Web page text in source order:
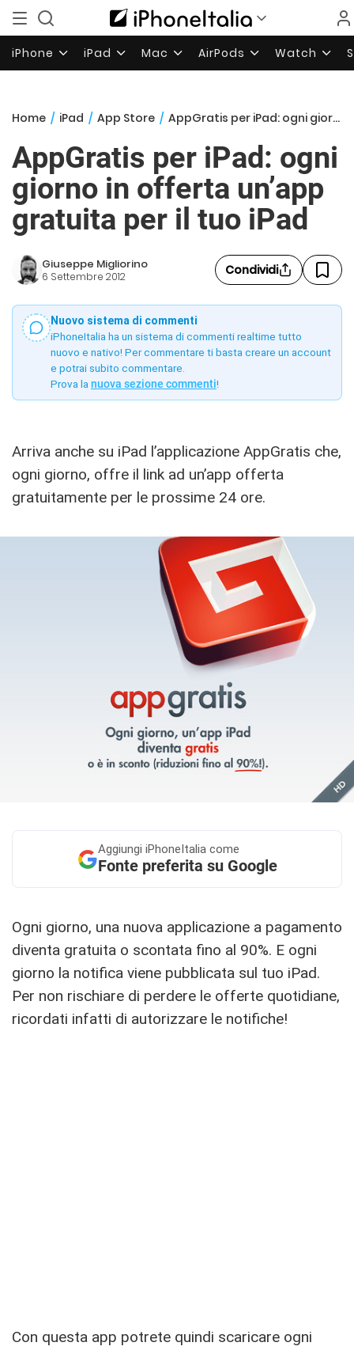
iPhone iPad Mac AirPods Watch
Home / iPad / App Store / AppGratis per iPad: ogni giorno in offerta un’app gratuita per il tuo iPad
AppGratis per iPad: ogni
giorno in offerta un’app
gratuita per il tuo iPad
Giuseppe Migliorino
6 Settembre 2012 Condividi
Nuovo sistema di commenti
iPhoneItalia ha un sistema di commenti realtime tutto
nuovo e nativo! Per commentare ti basta creare un account
e potrai subito commentare.
Prova la nuova sezione commenti!
Arriva anche su iPad l’applicazione AppGratis che,
ogni giorno, offre il link ad un’app offerta
gratuitamente per le prossime 24 ore.
Aggiungi iPhoneItalia come
Fonte preferita su Google
Ogni giorno, una nuova applicazione a pagamento
diventa gratuita o scontata fino al 90%. E ogni
giorno la notifica viene pubblicata sul tuo iPad.
Per non rischiare di perdere le offerte quotidiane,
ricordati infatti di autorizzare le notifiche!
Con questa app potrete quindi scaricare ogni